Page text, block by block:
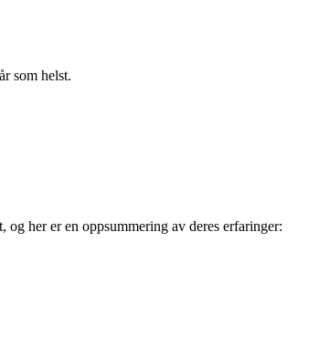
som helst.
her er en oppsummering av deres erfaringer: